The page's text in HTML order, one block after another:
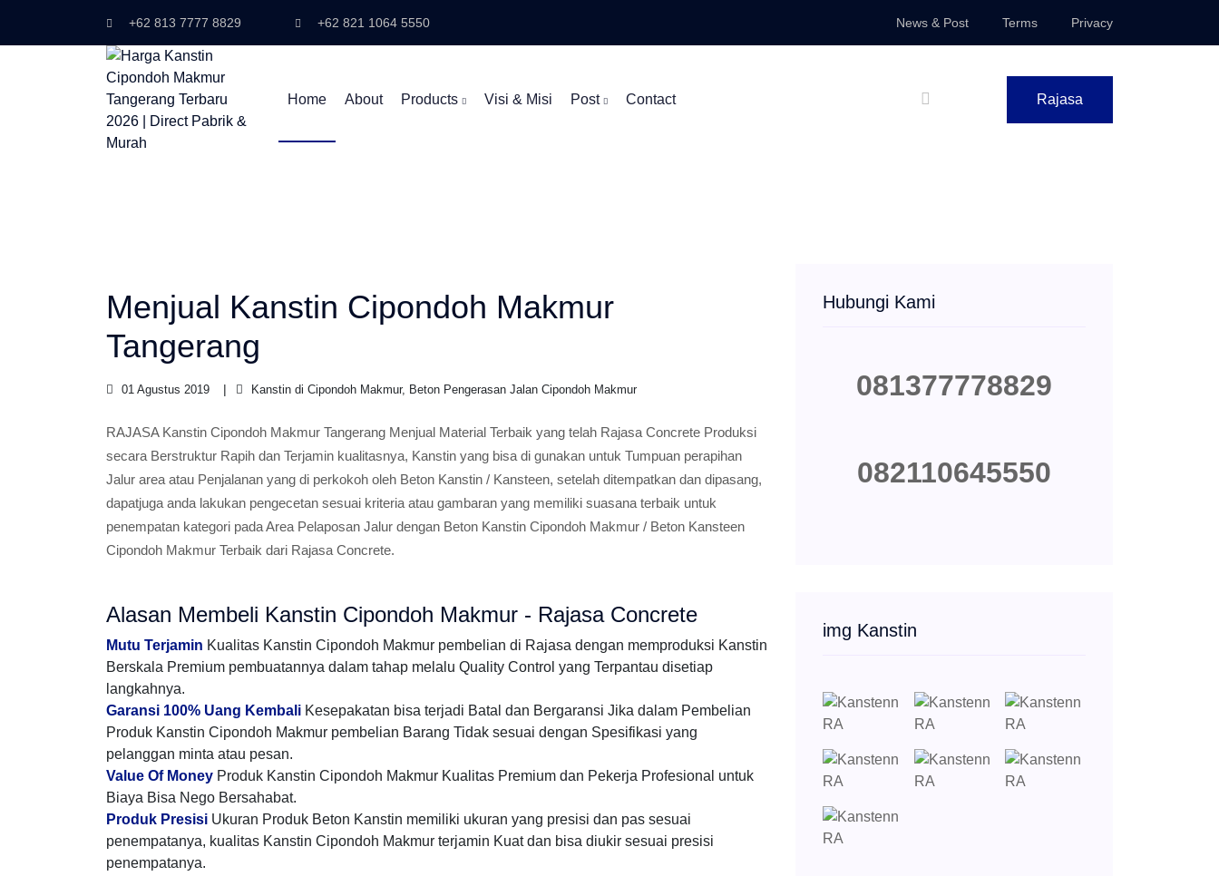
+62 813 7777 8829 +62 821 1064 5550 News & Post Terms Privacy
Home About Products Visi & Misi Post Contact Rajasa
Menjual Kanstin Cipondoh Makmur
Tangerang
01 Agustus 2019 Kanstin di Cipondoh Makmur, Beton Pengerasan Jalan Cipondoh Makmur
RAJASA Kanstin Cipondoh Makmur Tangerang Menjual Material Terbaik yang telah Rajasa Concrete Produksi
secara Berstruktur Rapih dan Terjamin kualitasnya, Kanstin yang bisa di gunakan untuk Tumpuan perapihan
Jalur area atau Penjalanan yang di perkokoh oleh Beton Kanstin / Kansteen, setelah ditempatkan dan dipasang,
dapatjuga anda lakukan pengecetan sesuai kriteria atau gambaran yang memiliki suasana terbaik untuk
penempatan kategori pada Area Pelaposan Jalur dengan Beton Kanstin Cipondoh Makmur / Beton Kansteen
Cipondoh Makmur Terbaik dari Rajasa Concrete.
Alasan Membeli Kanstin Cipondoh Makmur - Rajasa Concrete
Mutu Terjamin Kualitas Kanstin Cipondoh Makmur pembelian di Rajasa dengan memproduksi Kanstin
Berskala Premium pembuatannya dalam tahap melalu Quality Control yang Terpantau disetiap
langkahnya.
Garansi 100% Uang Kembali Kesepakatan bisa terjadi Batal dan Bergaransi Jika dalam Pembelian
Produk Kanstin Cipondoh Makmur pembelian Barang Tidak sesuai dengan Spesifikasi yang
pelanggan minta atau pesan.
Value Of Money Produk Kanstin Cipondoh Makmur Kualitas Premium dan Pekerja Profesional untuk
Biaya Bisa Nego Bersahabat.
Produk Presisi Ukuran Produk Beton Kanstin memiliki ukuran yang presisi dan pas sesuai
penempatanya, kualitas Kanstin Cipondoh Makmur terjamin Kuat dan bisa diukir sesuai presisi
penempatanya.
Hubungi Kami
081377778829
082110645550
img Kanstin